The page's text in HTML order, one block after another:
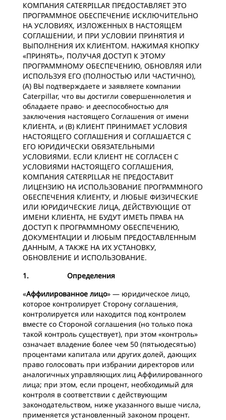
КОМПАНИЯ CATERPILLAR ПРЕДОСТАВЛЯЕТ ЭТО
ПРОГРАММНОЕ ОБЕСПЕЧЕНИЕ ИСКЛЮЧИТЕЛЬНО
НА УСЛОВИЯХ, ИЗЛОЖЕННЫХ В НАСТОЯЩЕМ
СОГЛАШЕНИИ, И ПРИ УСЛОВИИ ПРИНЯТИЯ И
ВЫПОЛНЕНИЯ ИХ КЛИЕНТОМ. НАЖИМАЯ КНОПКУ
«ПРИНЯТЬ», ПОЛУЧАЯ ДОСТУП К ЭТОМУ
ПРОГРАММНОМУ ОБЕСПЕЧЕНИЮ, ОБНОВЛЯЯ ИЛИ
ИСПОЛЬЗУЯ ЕГО (ПОЛНОСТЬЮ ИЛИ ЧАСТИЧНО),
(A) ВЫ подтверждаете и заявляете компании
Caterpillar, что вы достигли совершеннолетия и
обладаете право- и дееспособностью для
заключения настоящего Соглашения от имени
КЛИЕНТА, и (B) КЛИЕНТ ПРИНИМАЕТ УСЛОВИЯ
НАСТОЯЩЕГО СОГЛАШЕНИЯ И СОГЛАШАЕТСЯ С
ЕГО ЮРИДИЧЕСКИ ОБЯЗАТЕЛЬНЫМИ
УСЛОВИЯМИ. ЕСЛИ КЛИЕНТ НЕ СОГЛАСЕН С
УСЛОВИЯМИ НАСТОЯЩЕГО СОГЛАШЕНИЯ,
КОМПАНИЯ CATERPILLAR НЕ ПРЕДОСТАВИТ
ЛИЦЕНЗИЮ НА ИСПОЛЬЗОВАНИЕ ПРОГРАММНОГО
ОБЕСПЕЧЕНИЯ КЛИЕНТУ, И ЛЮБЫЕ ФИЗИЧЕСКИЕ
ИЛИ ЮРИДИЧЕСКИЕ ЛИЦА, ДЕЙСТВУЮЩИЕ ОТ
ИМЕНИ КЛИЕНТА, НЕ БУДУТ ИМЕТЬ ПРАВА НА
ДОСТУП К ПРОГРАММНОМУ ОБЕСПЕЧЕНИЮ,
ДОКУМЕНТАЦИИ И ЛЮБЫМ ПРЕДОСТАВЛЕННЫМ
ДАННЫМ, А ТАКЖЕ НА ИХ УСТАНОВКУ,
ОБНОВЛЕНИЕ И ИСПОЛЬЗОВАНИЕ.
1. Определения
«Аффилированное лицо» — юридическое лицо,
которое контролирует Сторону соглашения,
контролируется или находится под контролем
вместе со Стороной соглашения (но только пока
такой контроль существует), при этом «контроль»
означает владение более чем 50 (пятьюдесятью)
процентами капитала или других долей, дающих
право голосовать при избрании директоров или
аналогичных управляющих лиц Аффилированного
лица; при этом, если процент, необходимый для
контроля в соответствии с действующим
законодательством, ниже указанного выше числа,
применяется установленный законом процент.